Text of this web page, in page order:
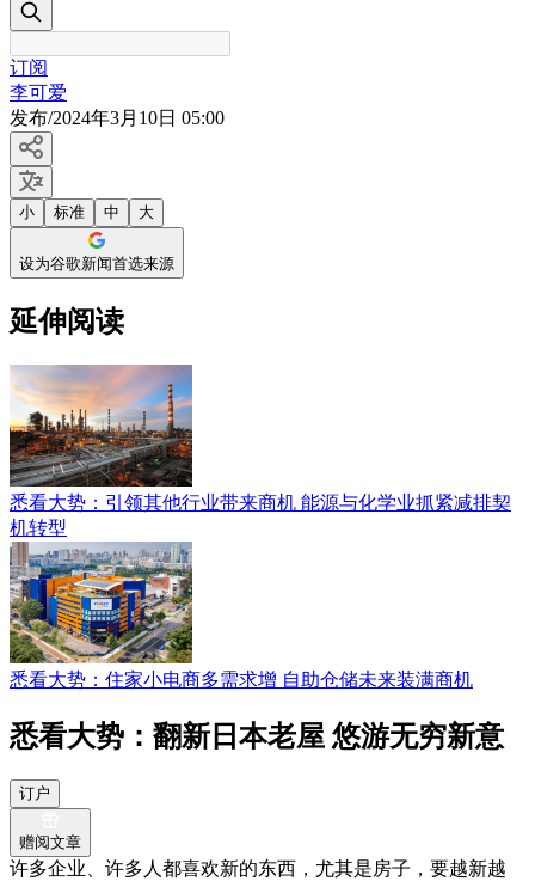
订阅
李可爱
发布/2024年3月10日 05:00
小 标准 中 大
设为谷歌新闻首选来源
延伸阅读
悉看大势：引领其他行业带来商机 能源与化学业抓紧减排契
机转型
悉看大势：住家小电商多需求增 自助仓储未来装满商机
悉看大势：翻新日本老屋 悠游无穷新意
订户
赠阅文章
许多企业、许多人都喜欢新的东西，尤其是房子，要越新越